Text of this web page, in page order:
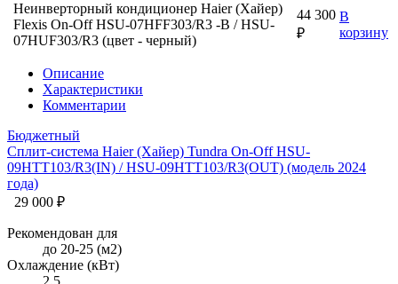
Неинверторный кондиционер Haier (Хайер)
Flexis On-Off HSU-07HFF303/R3 -B / HSU-
07HUF303/R3 (цвет - черный)
44 300
₽
В
корзину
Описание
Характеристики
Комментарии
Бюджетный
Сплит-система Haier (Хайер) Tundra On-Off HSU-
09HTT103/R3(IN) / HSU-09HTT103/R3(OUT) (модель 2024
года)
29 000 ₽
Рекомендован для
до 20-25 (м2)
Охлаждение (кВт)